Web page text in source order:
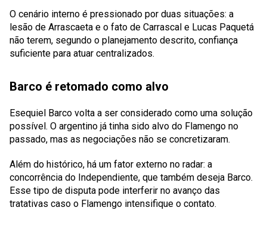
O cenário interno é pressionado por duas situações: a
lesão de Arrascaeta e o fato de Carrascal e Lucas Paquetá
não terem, segundo o planejamento descrito, confiança
suficiente para atuar centralizados.
Barco é retomado como alvo
Esequiel Barco volta a ser considerado como uma solução
possível. O argentino já tinha sido alvo do Flamengo no
passado, mas as negociações não se concretizaram.
Além do histórico, há um fator externo no radar: a
concorrência do Independiente, que também deseja Barco.
Esse tipo de disputa pode interferir no avanço das
tratativas caso o Flamengo intensifique o contato.